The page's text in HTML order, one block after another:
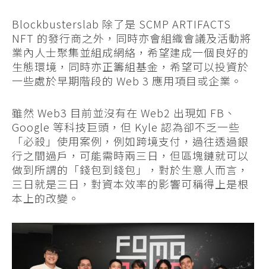
Blockbusterslab 除了是 SCMP ARTIFACTS
NFT 的發行商之外，同時亦會組織會議及活動將
業內人士聚集並組成網絡，希望建成一個良好的
生態環境，同時亦正籌組基金，希望可以投資於
一些處於早期階段的 Web 3 應用項目或企業。
雖然 Web3 目前並沒有在 Web2 出現如 FB、
Google 等科技巨頭，但 Kyle 認為卻不乏一些
「必殺」使用案例，例如跨境支付，過往透過銀
行之間過戶，可能需時兩三日，但區塊鏈就可以
做到所謂的「錢包到錢包」，對於生意人而言，
三日就是三日，對資本效率的影響可稱得上是根
本上的改變。